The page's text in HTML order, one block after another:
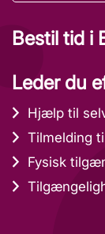
Bestil tid i
Leder du
Hjælp til
Tilmelding
Fysisk